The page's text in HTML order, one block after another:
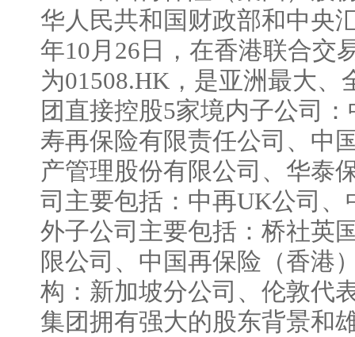
华人民共和国财政部和中央
年10月26日，在香港联合交
为01508.HK，是亚洲最大
团直接控股5家境内子公司
寿再保险有限责任公司、中
产管理股份有限公司、华泰
司主要包括：中再UK公司
外子公司主要包括：桥社英
限公司、中国再保险（香港
构：新加坡分公司、伦敦代
集团拥有强大的股东背景和